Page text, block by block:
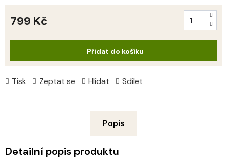
Tisk Zeptat se Hlídat Sdílet
799 Kč
Přidat do košíku
Popis
Detailní popis produktu